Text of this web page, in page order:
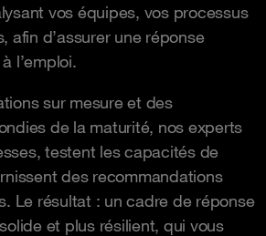
vos équipes, vos processus
afin d’assurer une réponse
l’emploi.
sur mesure et des
de la maturité, nos experts
testent les capacités de
des recommandations
Le résultat : un cadre de réponse
et plus résilient, qui vous